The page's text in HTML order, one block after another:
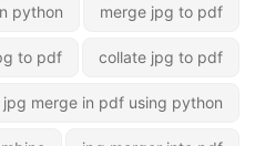
merge jpg to pdf
python
collate jpg to pdf
to pdf
jpg merge in pdf using python